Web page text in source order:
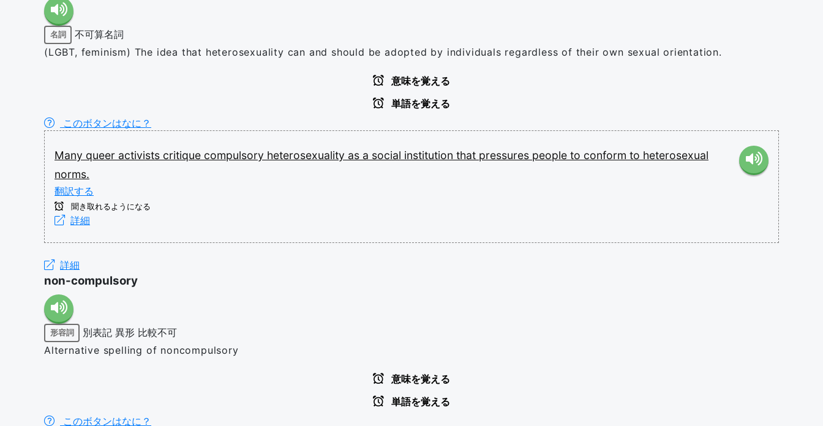
名詞
不可算名詞
(LGBT, feminism) The idea that heterosexuality can and should be adopted by individuals regardless of their own sexual orientation.
意味を覚える
単語を覚える
このボタンはなに？
Many queer activists critique compulsory heterosexuality as a social institution that pressures people to conform to heterosexual
norms.
翻訳する
聞き取れるようになる
詳細
詳細
non-compulsory
形容詞 別表記 異形 比較不可
Alternative spelling of noncompulsory
意味を覚える
単語を覚える
このボタンはなに？